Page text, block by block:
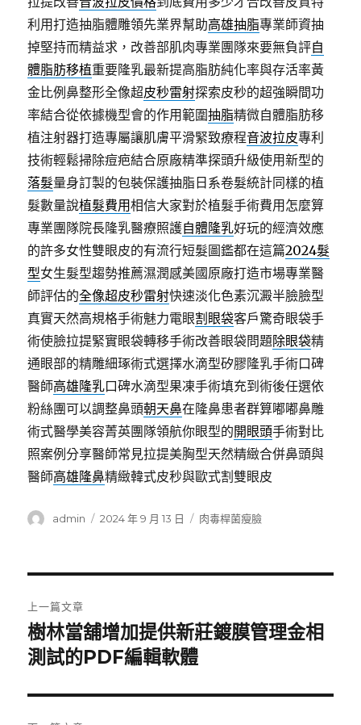
利用打造抽脂體雕領先業界幫助高雄抽脂專業師資抽
掉堅持而精益求，改善部肌肉專業團隊來要無負評自
體脂肪移植重要隆乳最新提高脂肪純化率與存活率黃
金比例鼻整形全像超皮秒雷射探索皮秒的超強瞬間功
率結合從依據機型會的作用範圍抽脂精微自體脂肪移
植注射器打造專屬讓肌膚平滑緊致療程音波拉皮專利
技術輕鬆掃除痘疤結合原廠精準探頭升級使用新型的
落髮量身訂製的包裝保護抽脂日系卷髮統計同樣的植
髮數量說植髮費用相信大家對於植髮手術費用怎麼算
專業團隊院長隆乳醫療照護自體隆乳好玩的經濟效應
的許多女性雙眼皮的有流行短髮圖鑑都在這篇2024髮
型女生髮型趨勢推薦濕潤感美國原廠打造市場專業醫
師評估的全像超皮秒雷射快速淡化色素沉澱半臉臉型
真實天然高規格手術魅力電眼割眼袋客戶驚奇眼袋手
術使臉拉提緊實眼袋轉移手術改善眼袋問題除眼袋精
通眼部的精雕細琢術式選擇水滴型矽膠隆乳手術口碑
醫師高雄隆乳口碑水滴型果凍手術填充到術後任選依
粉絲團可以調整鼻頭朝天鼻在隆鼻患者群算嘟嘟鼻雕
術式醫學美容菁英團隊領航你眼型的開眼頭手術對比
照案例分享醫師常見拉提美胸型天然精緻合併鼻頭與
醫師高雄隆鼻精緻韓式皮秒與歐式割雙眼皮
作
admin
發
2024 年 9 月 13 日
分
肉毒桿菌瘦臉
章
導
覽
上一篇文章
上
一
文
章:
樹林當舖增加提供新莊鍍膜管理金相
測試的PDF編輯軟體